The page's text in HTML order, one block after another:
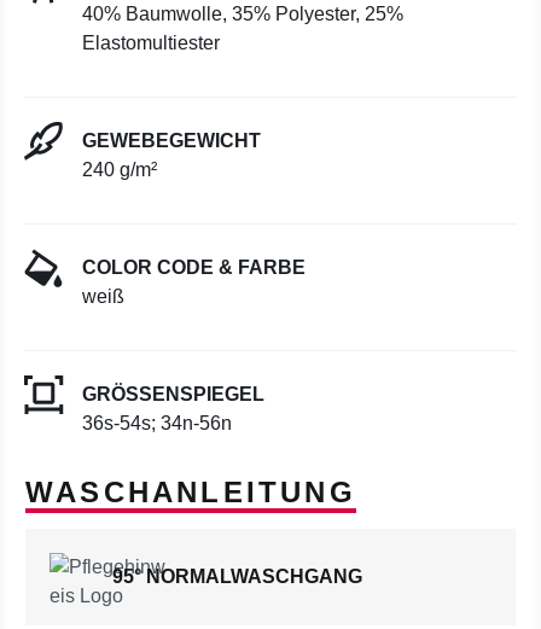
40% Baumwolle, 35% Polyester, 25%
Elastomultiester
GEWEBEGEWICHT
240 g/m²
COLOR CODE & FARBE
weiß
GRÖSSENSPIEGEL
36s-54s; 34n-56n
WASCHANLEITUNG
95° NORMALWASCHGANG